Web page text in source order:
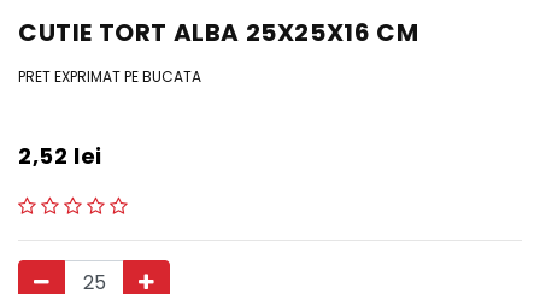
CUTIE TORT ALBA 25X25X16 CM
PRET EXPRIMAT PE BUCATA
2,52 lei